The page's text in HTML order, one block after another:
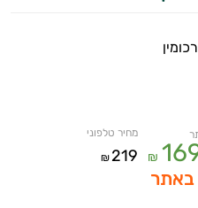
₪
מחיר טלפוני
219
₪
באתר